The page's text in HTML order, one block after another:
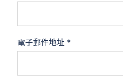
電子郵件地址 *